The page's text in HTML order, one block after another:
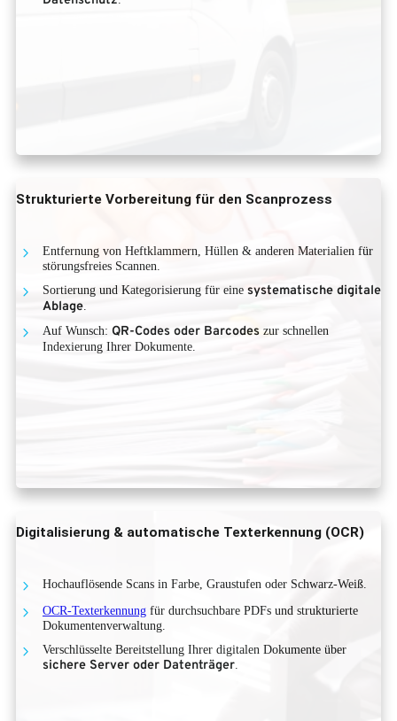
Strukturierte Vorbereitung für den Scanprozess
Entfernung von Heftklammern, Hüllen & anderen Materialien für
störungsfreies Scannen.
Sortierung und Kategorisierung für eine systematische digitale
Ablage
Auf Wunsch: QR-Codes oder Barcodes zur schnellen
Indexierung Ihrer Dokumente.
Digitalisierung & automatische Texterkennung (OCR)
Hochauflösende Scans in Farbe, Graustufen oder Schwarz-Weiß.
OCR-Texterkennung für durchsuchbare PDFs und strukturierte
Dokumentenverwaltung.
Verschlüsselte Bereitstellung Ihrer digitalen Dokumente über
sichere Server oder Datenträger